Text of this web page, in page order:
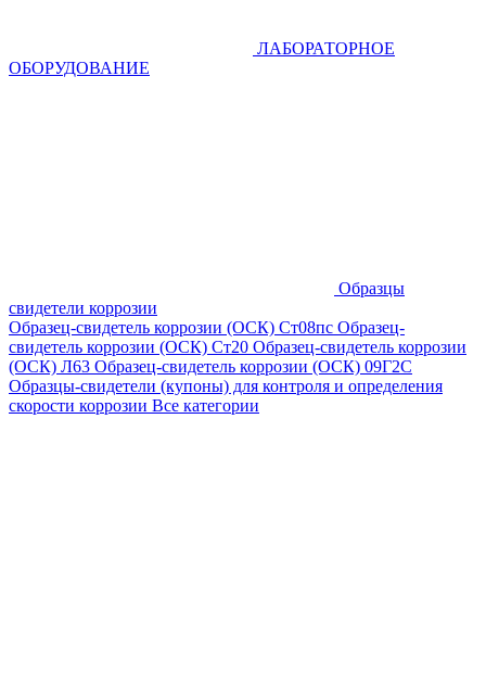
ЛАБОРАТОРНОЕ
ОБОРУДОВАНИЕ
Образцы
свидетели коррозии
Образец-свидетель коррозии (ОСК) Ст08пс Образец-
свидетель коррозии (ОСК) Ст20 Образец-свидетель коррозии
(ОСК) Л63 Образец-свидетель коррозии (ОСК) 09Г2С
Образцы-свидетели (купоны) для контроля и определения
скорости коррозии Все категории